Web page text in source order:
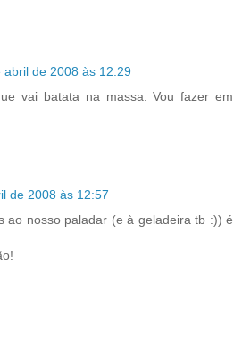
abril de 2008 às 12:29
vai batata na massa. Vou fazer em
de 2008 às 12:57
ao nosso paladar (e à geladeira tb :)) é